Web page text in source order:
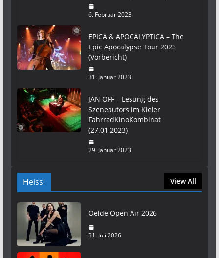
6. Februar 2023
EPICA & APOCALYPTICA – The
Epic Apocalypse Tour 2023
(Vorbericht)
31. Januar 2023
JAN OFF – Lesung des
Szeneautors im Kieler
FahrradKinoKombinat
(27.01.2023)
29. Januar 2023
Heiss! View All
Oelde Open Air 2026
31. Juli 2026